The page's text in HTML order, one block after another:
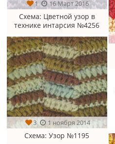
1 16 Март 2016
Схема: Цветной узор в
технике интарсия №4256
3 1 ноября 2014
Схема: Узор №1195